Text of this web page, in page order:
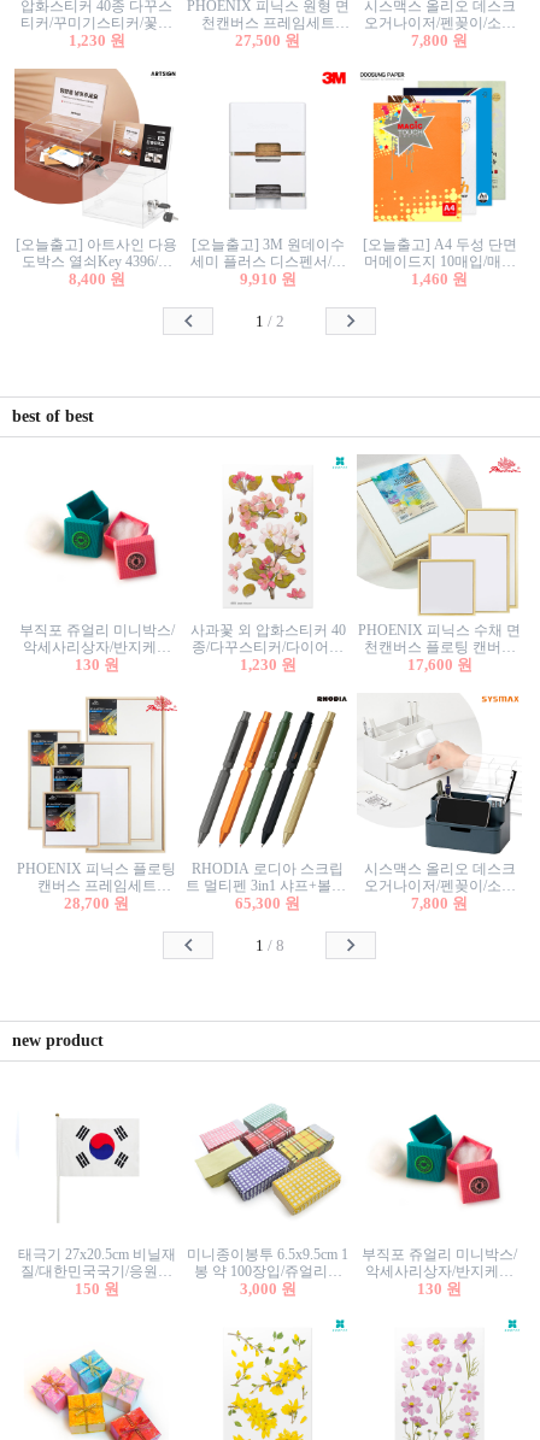
압화스티커 40종 다꾸스
티커/꾸미기스티커/꽃스
티커/압화꽃책갈피/팬시
1,230 원
PHOENIX 피닉스 원형 면
천캔버스 프레임세트
30cm/원형캔버스/플로팅
27,500 원
시스맥스 올리오 데스크
오거나이저/펜꽂이/소품
꽂이/소품함/정리함/수납
7,800 원
[오늘출고] 아트사인 다용
도박스 열쇠Key 4396/투
표함/건의함/모금함/응모
8,400 원
[오늘출고] 3M 원데이수
세미 플러스 디스펜서/소
프트수세미5매+강력수세
9,910 원
[오늘출고] A4 두성 단면
머메이드지 10매입/매직
터치/색지/색상지/색복사
칼라색지/고급복사지
1,460 원
1 / 2
best of best
부직포 쥬얼리 미니박스/
악세사리상자/반지케이
스/반지상자/귀걸이상자/
130 원
사과꽃 외 압화스티커 40
종/다꾸스티커/다이어리
꾸미기/꽃스티커/자연물
1,230 원
PHOENIX 피닉스 수채 면
천캔버스 플로팅 캔버스
프레임세트 30x30cm/액자
17,600 원
PHOENIX 피닉스 플로팅
캔버스 프레임세트
50x50cm/액자캔버스/인테
28,700 원
RHODIA 로디아 스크립
트 멀티펜 3in1 샤프+볼펜/
무광택 알루미늄 육각배
65,300 원
시스맥스 올리오 데스크
오거나이저/펜꽂이/소품
꽂이/소품함/정리함/수납
7,800 원
1 / 8
new product
태극기 27x20.5cm 비닐재
질/대한민국국기/응원깃
발/행사깃발
150 원
미니종이봉투 6.5x9.5cm 1
봉 약 100장입/쥬얼리봉
투/증명사진봉투/악세사
3,000 원
부직포 쥬얼리 미니박스/
악세사리상자/반지케이
스/반지상자/귀걸이상자/
130 원